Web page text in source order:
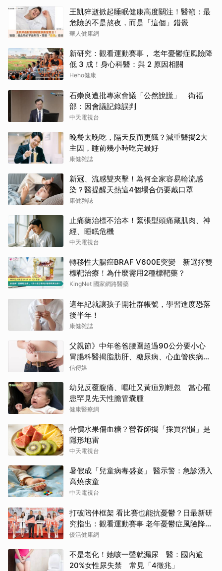
王凱猝逝掀起睡眠健康高度關注！醫籲：最
危險的不是熬夜，而是「這個」錯覺
華人健康網
新研究：觀看運動賽事， 老年憂鬱症風險降
低 3 成！身心科醫：與 2 原因相關
Heho健康
石崇良遭批專家會議「公然說謊」 衛福
部：因會議記錄誤判
中天電視台
晚餐太晚吃，隔天反而更餓？減重醫揭2大
主因，睡前幾小時吃完最好
康健雜誌
新冠、流感雙夾擊！為何全家容易輪流感
染？醫提醒天熱這4個場合仍要戴口罩
康健雜誌
止痛藥治標不治本！緊張型頭痛藏肌肉、神
經、睡眠危機
中天電視台
轉移性大腸癌BRAF V600E突變 新選擇雙
標靶治療！為什麼需用2種標靶藥？
KingNet 國家網路醫藥
這年紀就讓孩子開社群帳號，學習進度恐落
後半年！
康健雜誌
父親節》中年爸爸腰圍超過90公分要小心
胃腸科醫揭脂肪肝、糖尿病、心血管疾病
「連鎖危機」
信傳媒
幼兒反覆腹痛、嘔吐又黃疸別輕忽 當心罹
患罕見先天性膽管囊腫
健康醫療網
特價水果傷血糖？營養師揭「採買習慣」是
隱形地雷
中天電視台
暑假成「兒童病毒盛宴」 醫示警：急診湧入
高燒孩童
中天電視台
打破陪伴框架 看比賽也能抗憂鬱？日最新研
究指出：觀看運動賽事 老年憂鬱症風險降低
3成
優活健康網
不是老化！她咳一聲就漏尿 醫：國內逾
20%女性尿失禁 常見「4徵兆」